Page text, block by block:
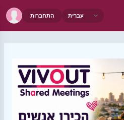
התחברות